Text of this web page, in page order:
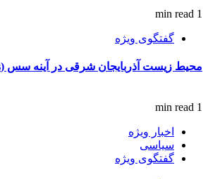
1 min read
گفتگوی ویژه
محیط زیست آذربایجان شرقی در آینه سس (sas)
1 min read
اخبار ویژه
سیاسی
گفتگوی ویژه